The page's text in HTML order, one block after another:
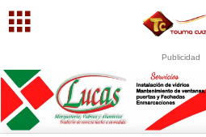
Publicidad